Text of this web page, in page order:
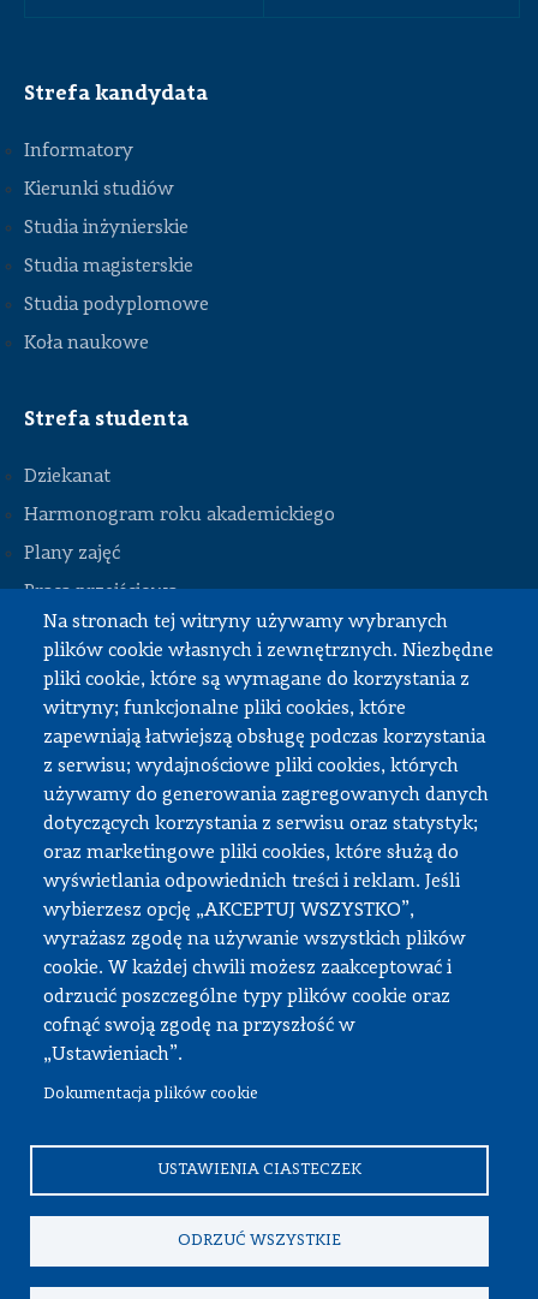
Na stronach tej witryny używamy wybranych
plików cookie własnych i zewnętrznych. Niezbędne
pliki cookie, które są wymagane do korzystania z
witryny; funkcjonalne pliki cookies, które
zapewniają łatwiejszą obsługę podczas korzystania
z serwisu; wydajnościowe pliki cookies, których
używamy do generowania zagregowanych danych
dotyczących korzystania z serwisu oraz statystyk;
oraz marketingowe pliki cookies, które służą do
wyświetlania odpowiednich treści i reklam. Jeśli
wybierzesz opcję „AKCEPTUJ WSZYSTKO”,
wyrażasz zgodę na używanie wszystkich plików
cookie. W każdej chwili możesz zaakceptować i
odrzucić poszczególne typy plików cookie oraz
cofnąć swoją zgodę na przyszłość w
„Ustawieniach”.
Dokumentacja plików cookie
USTAWIENIA CIASTECZEK
ODRZUĆ WSZYSTKIE
STOPKA
Strefa kandydata
Informatory
Kierunki studiów
Studia inżynierskie
Studia magisterskie
Studia podyplomowe
Koła naukowe
Strefa studenta
Dziekanat
Harmonogram roku akademickiego
Plany zajęć
Praca przejściowa
Praca dyplomowa
Praktyki studenckie
Dokumenty do pobrania
Strefa pracownika
APD
SAP PW
Intranet
Sprawy socjalne
Repozytorium
Wydział Samochodów i Maszyn Roboczych